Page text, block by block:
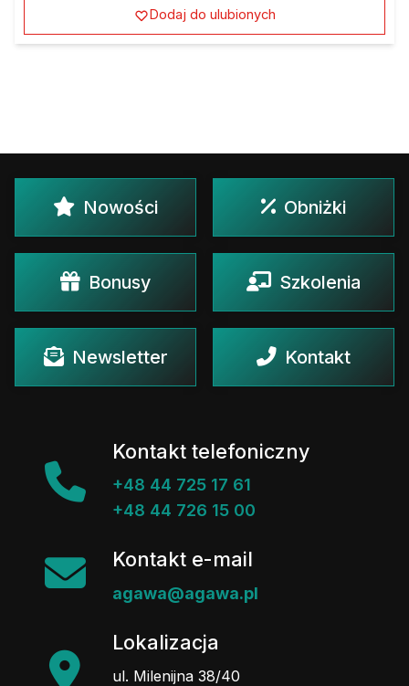
Dodaj do ulubionych
Nowości Obniżki
Bonusy Szkolenia
Newsletter Kontakt
Kontakt telefoniczny
+48 44 725 17 61
+48 44 726 15 00
Kontakt e-mail
agawa@agawa.pl
Lokalizacja
ul. Milenijna 38/40